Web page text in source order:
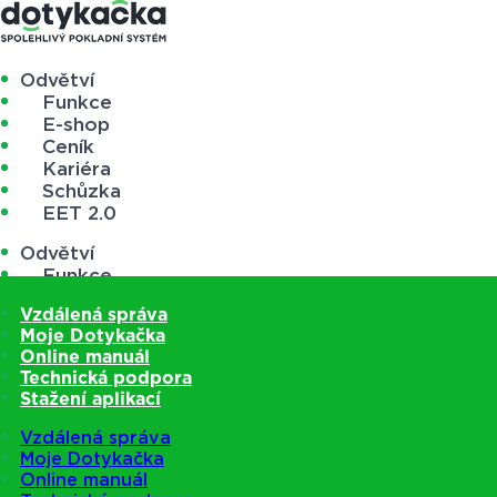
Odvětví
Funkce
E-shop
Ceník
Kariéra
Schůzka
EET 2.0
Odvětví
Funkce
Ceník
Kariéra
Schůzka
EET 2.0
Vzdálená správa
Moje Dotykačka
Online manuál
Technická podpora
Stažení aplikací
Vzdálená správa
Moje Dotykačka
Online manuál